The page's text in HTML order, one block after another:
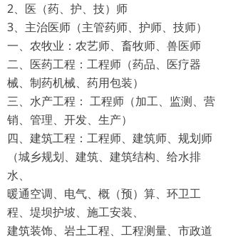
2、医（药、护、技）师
3、主治医师（主管药师、护师、技师）
一、农牧业：农艺师、畜牧师、兽医师
二、医药工程：工程师（药品、医疗器
械、制药机械、药用包装）
三、水产工程： 工程师（加工、监测、营
销、管理、开发、生产）
四、建筑工程：工程师、建筑师、规划师
（城乡规划、建筑、建筑结构、给水排
水、
暖通空调、电气、概（预）算、环卫工
程、堤坝护坡、施工安装、
建筑装饰、岩土工程、工程测量、市政道